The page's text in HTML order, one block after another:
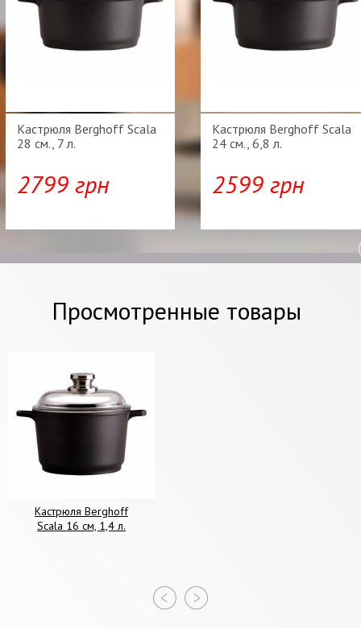
Кастрюля Berghoff Scala
28 см., 7 л.
2799 грн
Кастрюля Berghoff Scala
24 см., 6,8 л.
2599 грн
Просмотренные товары
Кастрюля Berghoff
Scala 16 см, 1,4 л.